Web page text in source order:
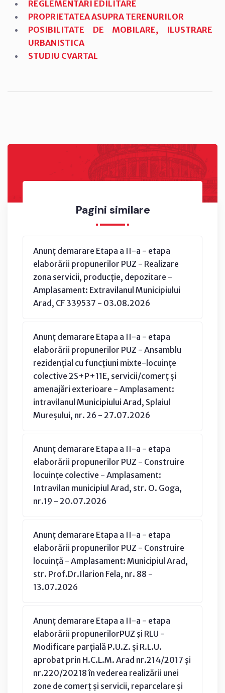
Pagini similare
Anunț demarare Etapa a II-a - etapa
elaborării propunerilor PUZ - Realizare
zona servicii, producție, depozitare -
Amplasament: Extravilanul Municipiului
Arad, CF 339537 - 03.08.2026
Anunț demarare Etapa a II-a - etapa
elaborării propunerilor PUZ - Ansamblu
rezidențial cu funcțiuni mixte-locuințe
colective 2S+P+11E, servicii/comerț și
amenajări exterioare - Amplasament:
intravilanul Municipiului Arad, Splaiul
Mureșului, nr. 26 - 27.07.2026
Anunț demarare Etapa a II-a - etapa
elaborării propunerilor PUZ - Construire
locuințe colective - Amplasament:
Intravilan municipiul Arad, str. O. Goga,
nr.19 - 20.07.2026
Anunț demarare Etapa a II-a - etapa
elaborării propunerilor PUZ - Construire
locuință - Amplasament: Municipiul Arad,
str. Prof.Dr.Ilarion Fela, nr. 88 -
13.07.2026
Anunț demarare Etapa a II-a - etapa
elaborării propunerilorPUZ şi RLU -
Modificare parțială P.U.Z. și R.L.U.
aprobat prin H.C.L.M. Arad nr.214/2017 și
nr.220/20218 în vederea realizării unei
zone de comerț și servicii, reparcelare și
REGLEMENTARI EDILITARE
PROPRIETATEA ASUPRA TERENURILOR
POSIBILITATE DE MOBILARE, ILUSTRARE
URBANISTICA
STUDIU CVARTAL